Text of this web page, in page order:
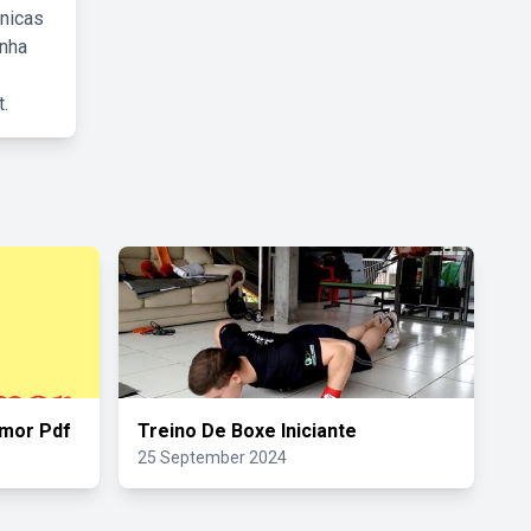
Pdf Treino De Boxe Iniciante
25 September 2024